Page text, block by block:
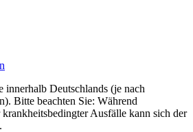
innerhalb Deutschlands (je nach
Bitte beachten Sie: Während
Ausfälle kann sich der